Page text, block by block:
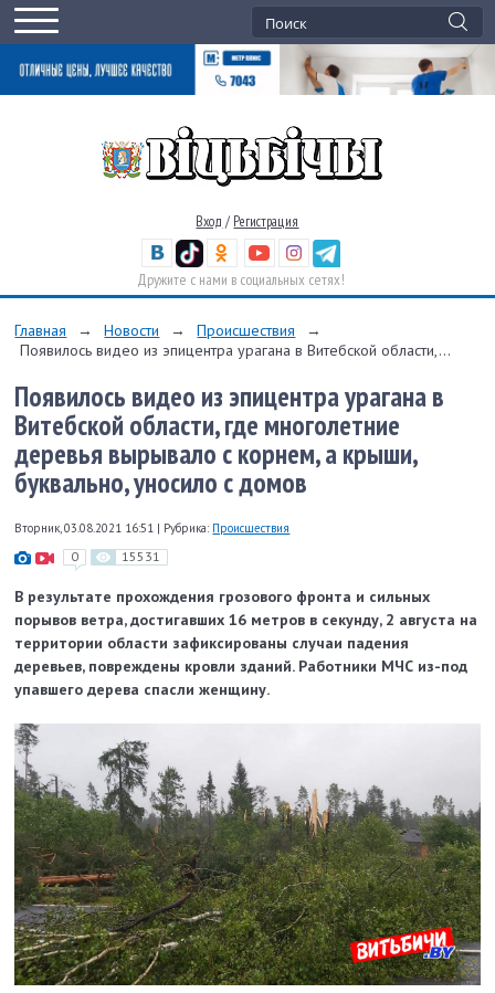
Вход / Регистрация
Дружите с нами в социальных сетях!
Главная → Новости → Происшествия
→
Появилось видео из эпицентра урагана в Витебской области,...
Появилось видео из эпицентра урагана в
Витебской области, где многолетние
деревья вырывало с корнем, а крыши,
буквально, уносило с домов
Вторник, 03.08.2021 16:51 | Рубрика: Происшествия
0 15531
В результате прохождения грозового фронта и сильных
порывов ветра, достигавших 16 метров в секунду, 2 августа на
территории области зафиксированы случаи падения
деревьев, повреждены кровли зданий. Работники МЧС из-под
упавшего дерева спасли женщину.